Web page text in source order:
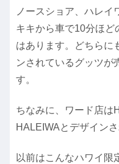
ノースショア、ハレイ
キキから車で10分ほど
はあります。どちらに
ンされているグッツが
す。
ちなみに、ワード店は
HALEIWAとデザインさ
以前はこんなハワイ限